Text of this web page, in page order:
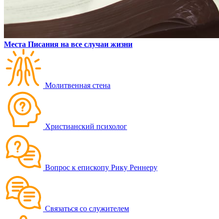
Места Писания на все случаи жизни
Молитвенная стена
Христианский психолог
Вопрос к епископу Рику Реннеру
Связаться со служителем